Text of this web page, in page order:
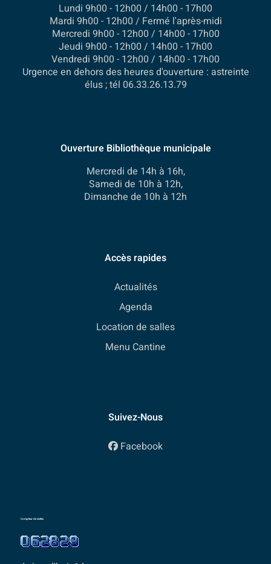
Lundi 9h00 - 12h00 / 14h00 - 17h00
Mardi 9h00 - 12h00 / Fermé l'après-midi
Mercredi 9h00 - 12h00 / 14h00 - 17h00
Jeudi 9h00 - 12h00 / 14h00 - 17h00
Vendredi 9h00 - 12h00 / 14h00 - 17h00
Urgence en dehors des heures d'ouverture : astreinte
élus ; tél 06.33.26.13.79
Ouverture Bibliothèque municipale
Mercredi de 14h à 16h,
Samedi de 10h à 12h,
Dimanche de 10h à 12h
Accès rapides
Actualités
Agenda
Location de salles
Menu Cantine
Suivez-Nous
Facebook
Compteur de visites